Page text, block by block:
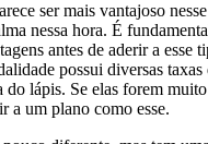
ser mais vantajoso
nessa hora. É
antes de aderir a esse
possui diversas taxas
do lápis. Se elas forem
a um plano como esse.